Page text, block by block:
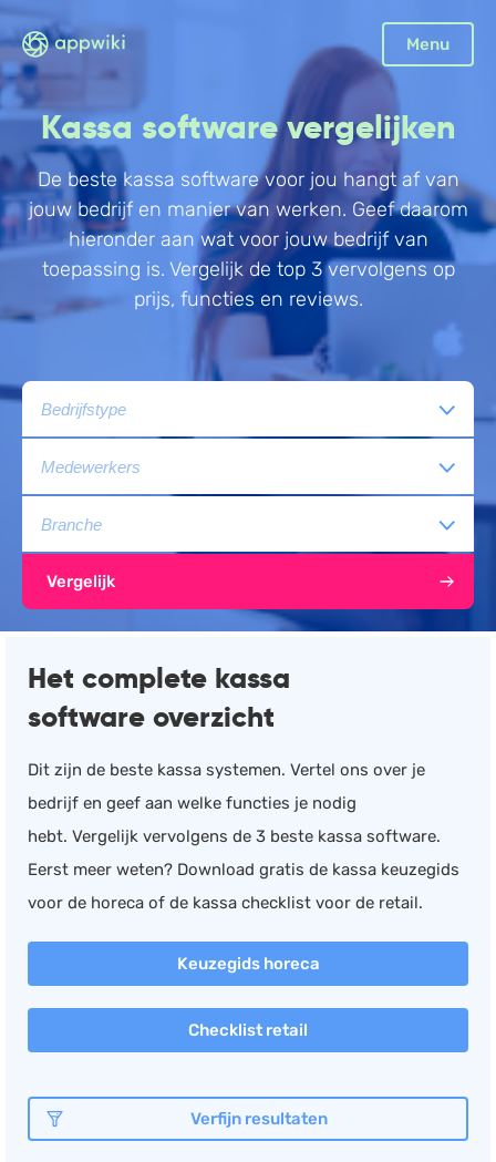
Menu
Boekhouding
Facturatie
Aangifte
Bonnetjes
Debiteurenbeheer
Incasso
Declaraties
Sales
Urenregistratie
Offerte
Documentmanagement
Planning
Werkbonnen
Rittenregistratie
Kassa
Voorraadbeheer
Verlof en verzuim
HRM
Salarisadministratie
Marketing automation
Support
Kassa software vergelijken
De beste kassa software voor jou hangt af van
jouw bedrijf en manier van werken. Geef daarom
hieronder aan wat voor jouw bedrijf van
toepassing is. Vergelijk de top 3 vervolgens op
prijs, functies en reviews.
Vergelijk
Het complete kassa
software overzicht
Dit zijn de beste kassa systemen. Vertel ons over je
bedrijf en geef aan welke functies je nodig
hebt. Vergelijk vervolgens de 3 beste kassa software.
Eerst meer weten? Download gratis de kassa keuzegids
voor de horeca of de kassa checklist voor de retail.
Keuzegids horeca
Checklist retail
Verfijn resultaten